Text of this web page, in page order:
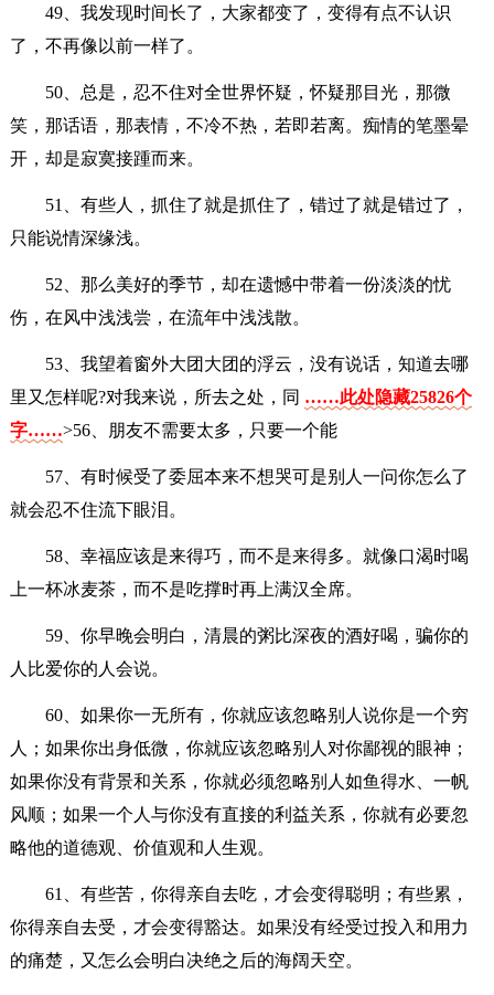
49、我发现时间长了，大家都变了，变得有点不认识
了，不再像以前一样了。
50、总是，忍不住对全世界怀疑，怀疑那目光，那微
笑，那话语，那表情，不冷不热，若即若离。痴情的笔墨晕
开，却是寂寞接踵而来。
51、有些人，抓住了就是抓住了，错过了就是错过了，
只能说情深缘浅。
52、那么美好的季节，却在遗憾中带着一份淡淡的忧
伤，在风中浅浅尝，在流年中浅浅散。
53、我望着窗外大团大团的浮云，没有说话，知道去哪
里又怎样呢?对我来说，所去之处，同 ……此处隐藏25826个
字……>56、朋友不需要太多，只要一个能
57、有时候受了委屈本来不想哭可是别人一问你怎么了
就会忍不住流下眼泪。
58、幸福应该是来得巧，而不是来得多。就像口渴时喝
上一杯冰麦茶，而不是吃撑时再上满汉全席。
59、你早晚会明白，清晨的粥比深夜的酒好喝，骗你的
人比爱你的人会说。
60、如果你一无所有，你就应该忽略别人说你是一个穷
人；如果你出身低微，你就应该忽略别人对你鄙视的眼神；
如果你没有背景和关系，你就必须忽略别人如鱼得水、一帆
风顺；如果一个人与你没有直接的利益关系，你就有必要忽
略他的道德观、价值观和人生观。
61、有些苦，你得亲自去吃，才会变得聪明；有些累，
你得亲自去受，才会变得豁达。如果没有经受过投入和用力
的痛楚，又怎么会明白决绝之后的海阔天空。